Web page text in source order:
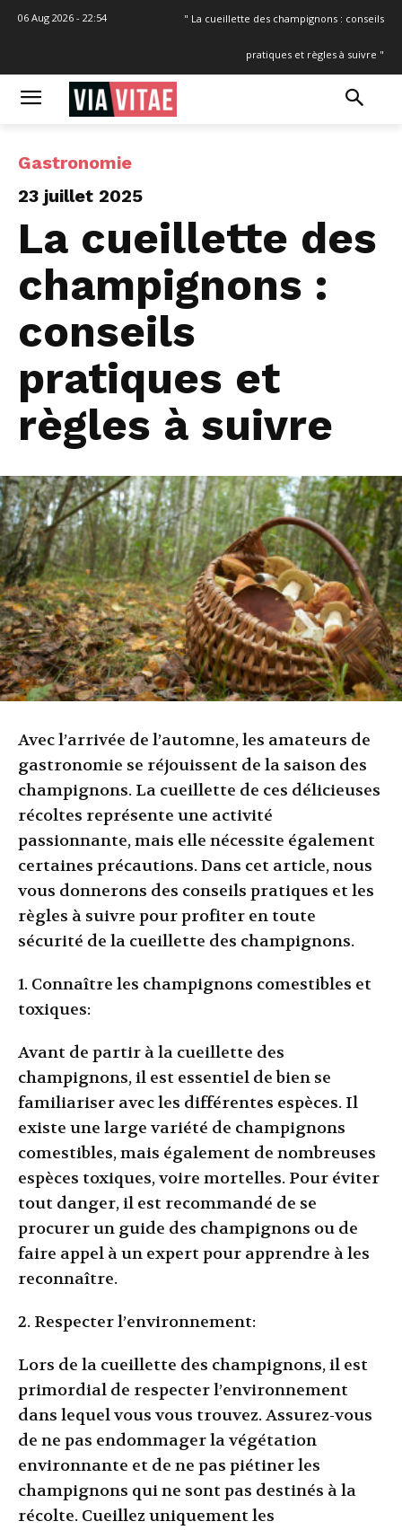
06 Aug 2026 - 22:54 " La cueillette des champignons : conseils
pratiques et règles à suivre "
Gastronomie
23 juillet 2025
La cueillette des
champignons :
conseils
pratiques et
règles à suivre
Avec l’arrivée de l’automne, les amateurs de
gastronomie se réjouissent de la saison des
champignons. La cueillette de ces délicieuses
récoltes représente une activité
passionnante, mais elle nécessite également
certaines précautions. Dans cet article, nous
vous donnerons des conseils pratiques et les
règles à suivre pour profiter en toute
sécurité de la cueillette des champignons.
1. Connaître les champignons comestibles et
toxiques:
Avant de partir à la cueillette des
champignons, il est essentiel de bien se
familiariser avec les différentes espèces. Il
existe une large variété de champignons
comestibles, mais également de nombreuses
espèces toxiques, voire mortelles. Pour éviter
tout danger, il est recommandé de se
procurer un guide des champignons ou de
faire appel à un expert pour apprendre à les
reconnaître.
2. Respecter l’environnement:
Lors de la cueillette des champignons, il est
primordial de respecter l’environnement
dans lequel vous vous trouvez. Assurez-vous
de ne pas endommager la végétation
environnante et de ne pas piétiner les
champignons qui ne sont pas destinés à la
récolte. Cueillez uniquement les